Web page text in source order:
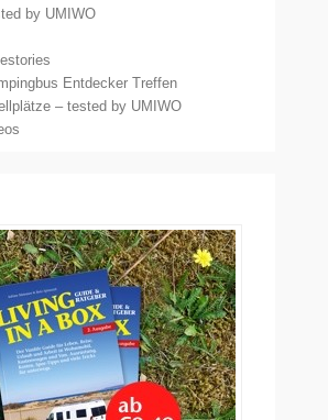
by UMIWO
Entdecker Treffen
– tested by UMIWO